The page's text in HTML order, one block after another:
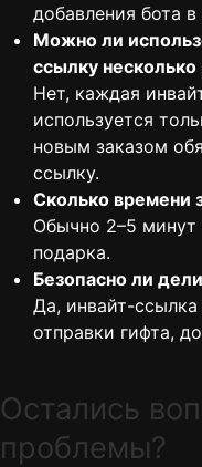
добавления бота в
Можно ли
ссылку несколько
Нет, каждая
используется
новым заказом
ссылку.
Сколько времени
Обычно 2–5 минут
подарка.
Безопасно ли
Да, инвайт-ссылка
отправки гифта,
Остались
проблемы?